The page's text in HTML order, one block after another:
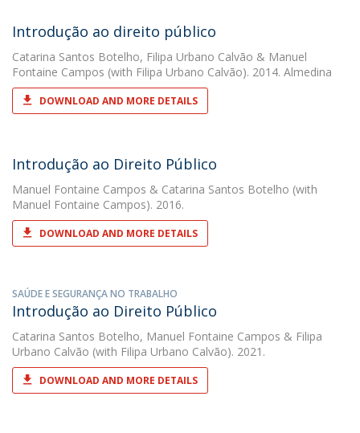
Introdução ao direito público
Catarina Santos Botelho, Filipa Urbano Calvão & Manuel
Fontaine Campos (with Filipa Urbano Calvão). 2014. Almedina
DOWNLOAD AND MORE DETAILS
Introdução ao Direito Público
Manuel Fontaine Campos & Catarina Santos Botelho (with
Manuel Fontaine Campos). 2016.
DOWNLOAD AND MORE DETAILS
SAÚDE E SEGURANÇA NO TRABALHO
Introdução ao Direito Público
Catarina Santos Botelho, Manuel Fontaine Campos & Filipa
Urbano Calvão (with Filipa Urbano Calvão). 2021.
DOWNLOAD AND MORE DETAILS